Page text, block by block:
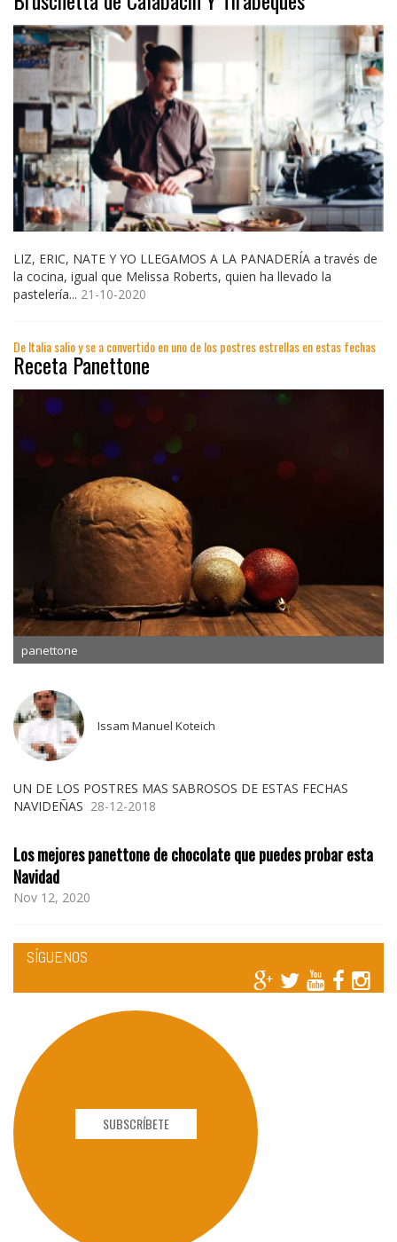
LIZ, ERIC, NATE Y YO LLEGAMOS A LA PANADERÍA a través de
la cocina, igual que Melissa Roberts, quien ha llevado la
pastelería... 21-10-2020
De Italia salio y se a convertido en uno de los postres estrellas en estas fechas
Receta Panettone
panettone
Issam Manuel Koteich
UN DE LOS POSTRES MAS SABROSOS DE ESTAS FECHAS
NAVIDEÑAS 28-12-2018
Los mejores panettone de chocolate que puedes probar esta
Navidad
Nov 12, 2020
SÍGUENOS
SUBSCRÍBETE